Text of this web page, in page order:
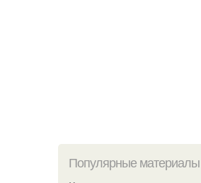
Популярные материалы